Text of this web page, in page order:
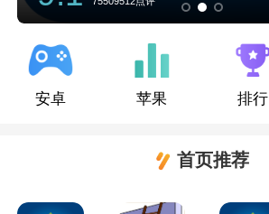
安卓 苹果 排行
首页推荐